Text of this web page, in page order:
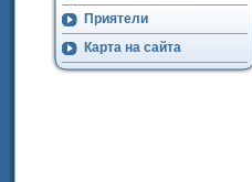
Приятели
Карта на сайта